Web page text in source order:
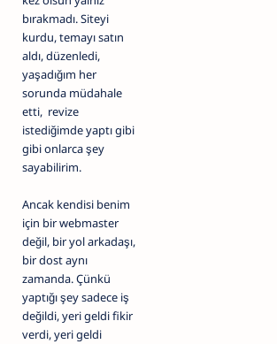
bırakmadı. Siteyi
kurdu, temayı satın
aldı, düzenledi,
yaşadığım her
sorunda müdahale
etti, revize
istediğimde yaptı gibi
gibi onlarca şey
sayabilirim.
Ancak kendisi benim
için bir webmaster
değil, bir yol arkadaşı,
bir dost aynı
zamanda. Çünkü
yaptığı şey sadece iş
değildi, yeri geldi fikir
verdi, yeri geldi